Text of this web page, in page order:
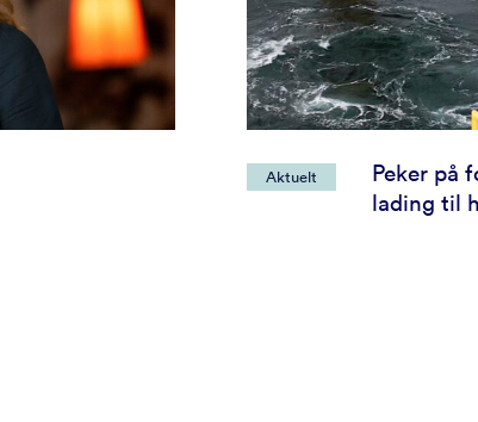
Aktuelt
Peker på
lading til